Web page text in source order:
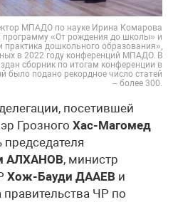
МПАДО по науке Ирина Комарова
«От рождения до школы» и
практика дошкольного образования»,
в 2022 году конференций МПАДО. В
сборник по итогам конференции в
было подано рекордное число статей
– более 300.
посетившей
Грозного Хас-Магомед
председателя
АЛХАНОВ, министр
Хож-Бауди ДААЕВ и
правительства ЧР по